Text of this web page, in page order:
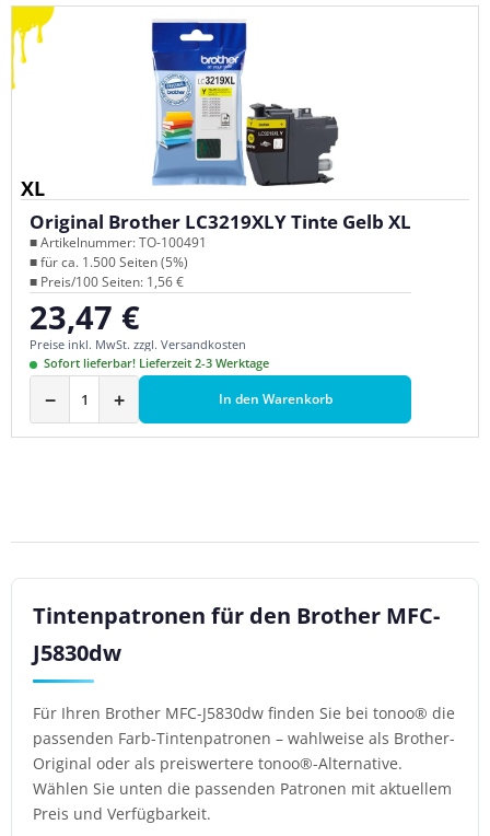
XL
Original Brother LC3219XLY Tinte Gelb XL
■ Artikelnummer: TO-100491
■ für ca. 1.500 Seiten (5%)
■ Preis/100 Seiten: 1,56 €
Regulärer Preis:
23,47 €
Preise inkl. MwSt. zzgl. Versandkosten
Sofort lieferbar! Lieferzeit 2-3 Werktage
− + In den Warenkorb
Tintenpatronen für den Brother MFC-
J5830dw
Für Ihren Brother MFC-J5830dw finden Sie bei tonoo® die
passenden Farb-Tintenpatronen – wahlweise als Brother-
Original oder als preiswertere tonoo®-Alternative.
Wählen Sie unten die passenden Patronen mit aktuellem
Preis und Verfügbarkeit.